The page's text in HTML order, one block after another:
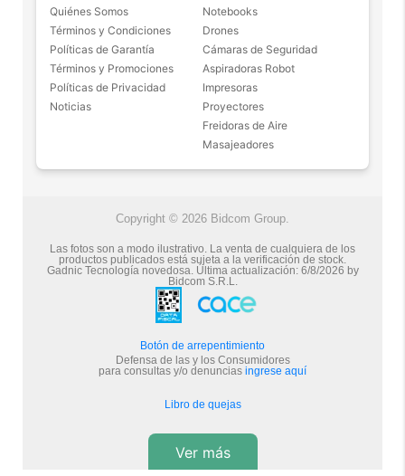
Quiénes Somos
Términos y Condiciones
Políticas de Garantía
Términos y Promociones
Políticas de Privacidad
Noticias
Notebooks
Drones
Cámaras de Seguridad
Aspiradoras Robot
Impresoras
Proyectores
Freidoras de Aire
Masajeadores
Copyright © 2026 Bidcom Group.
Las fotos son a modo ilustrativo. La venta de cualquiera de los
productos publicados está sujeta a la verificación de stock.
Gadnic Tecnología novedosa. Última actualización: 6/8/2026 by
Bidcom S.R.L.
Botón de arrepentimiento
Defensa de las y los Consumidores
para consultas y/o denuncias ingrese aquí
Libro de quejas
Ver más